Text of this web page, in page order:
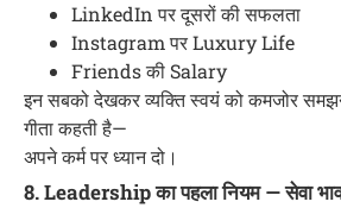
LinkedIn पर दूसरों की सफलता
Instagram पर Luxury Life
Friends की Salary
इन सबको देखकर व्यक्ति स्वयं को कमजोर
गीता कहती है—
अपने कर्म पर ध्यान दो।
8. Leadership का पहला नियम — सेवा